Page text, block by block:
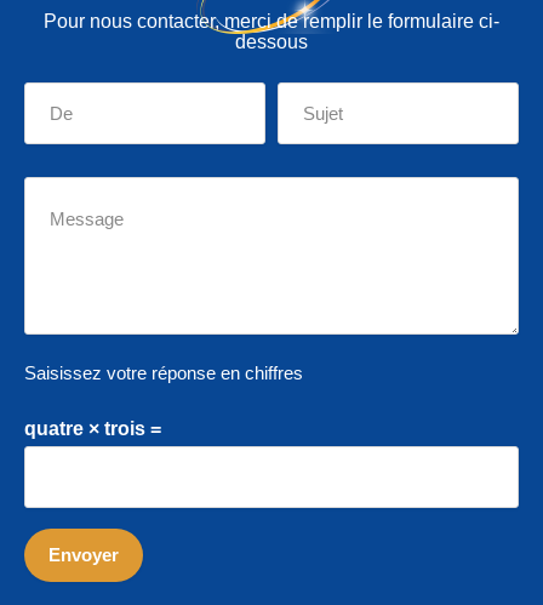
Pour nous contacter, merci de remplir le formulaire ci-
dessous
Saisissez votre réponse en chiffres
quatre × trois =